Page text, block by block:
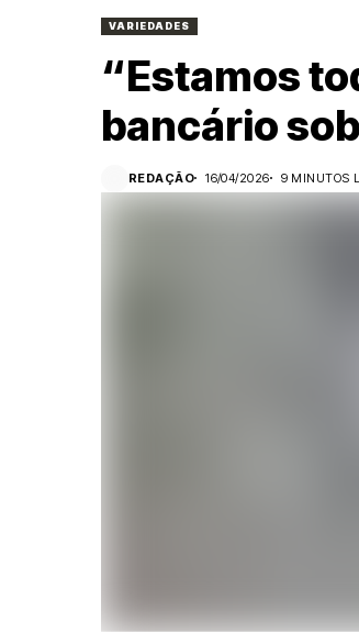
VARIEDADES
“Estamos
bancário
REDAÇÃO 16/04/2026 9 MINUTOS